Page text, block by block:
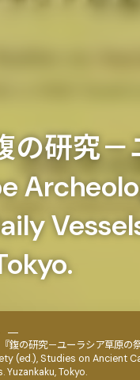
研究－
鍑の研究－ユーラシア草原
(ed.), Studies on Ancient
Yuzankaku, Tokyo.